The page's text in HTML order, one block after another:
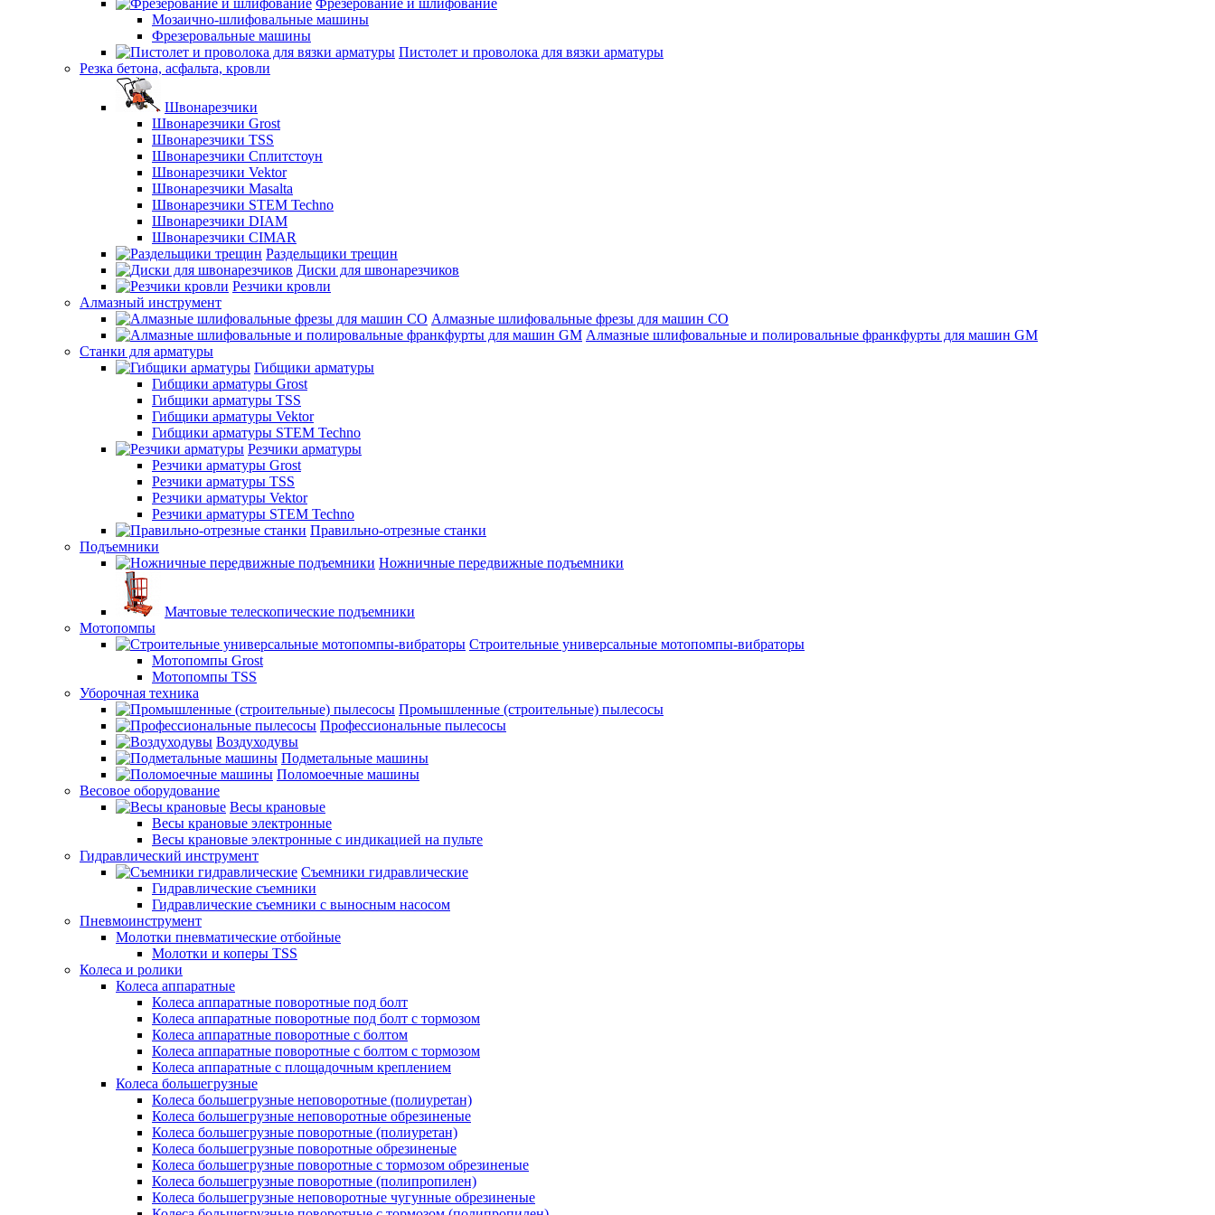
Фрезерование и шлифование
Мозаично-шлифовальные машины
Фрезеровальные машины
Пистолет и проволока для вязки арматуры
Резка бетона, асфальта, кровли
Швонарезчики
Швонарезчики Grost
Швонарезчики TSS
Швонарезчики Сплитстоун
Швонарезчики Vektor
Швонарезчики Masalta
Швонарезчики STEM Techno
Швонарезчики DIAM
Швонарезчики CIMAR
Раздельщики трещин
Диски для швонарезчиков
Резчики кровли
Алмазный инструмент
Алмазные шлифовальные фрезы для машин СО
Алмазные шлифовальные и полировальные франкфурты для машин GM
Станки для арматуры
Гибщики арматуры
Гибщики арматуры Grost
Гибщики арматуры TSS
Гибщики арматуры Vektor
Гибщики арматуры STEM Techno
Резчики арматуры
Резчики арматуры Grost
Резчики арматуры TSS
Резчики арматуры Vektor
Резчики арматуры STEM Techno
Правильно-отрезные станки
Подъемники
Ножничные передвижные подъемники
Мачтовые телескопические подъемники
Мотопомпы
Строительные универсальные мотопомпы-вибраторы
Мотопомпы Grost
Мотопомпы TSS
Уборочная техника
Промышленные (строительные) пылесосы
Профессиональные пылесосы
Воздуходувы
Подметальные машины
Поломоечные машины
Весовое оборудование
Весы крановые
Весы крановые электронные
Весы крановые электронные с индикацией на пульте
Гидравлический инструмент
Съемники гидравлические
Гидравлические съемники
Гидравлические cъемники с выносным насосом
Пневмоинструмент
Молотки пневматические отбойные
Молотки и коперы TSS
Колеса и ролики
Колеса аппаратные
Колеса аппаратные поворотные под болт
Колеса аппаратные поворотные под болт с тормозом
Колеса аппаратные поворотные с болтом
Колеса аппаратные поворотные с болтом с тормозом
Колеса аппаратные с площадочным креплением
Колеса большегрузные
Колеса большегрузные неповоротные (полиуретан)
Колеса большегрузные неповоротные обрезиненые
Колеса большегрузные поворотные (полиуретан)
Колеса большегрузные поворотные обрезиненые
Колеса большегрузные поворотные с тормозом обрезиненые
Колеса большегрузные поворотные (полипропилен)
Колеса большегрузные неповоротные чугунные обрезиненые